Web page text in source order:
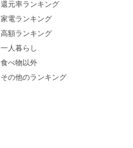
還元率ランキング
家電ランキング
高額ランキング
一人暮らし
食べ物以外
その他のランキング